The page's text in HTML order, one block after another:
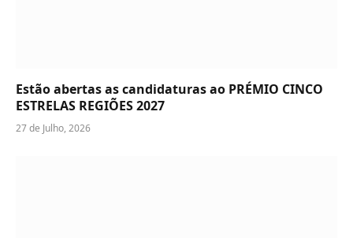
Estão abertas as candidaturas ao PRÉMIO CINCO
ESTRELAS REGIÕES 2027
27 de Julho, 2026